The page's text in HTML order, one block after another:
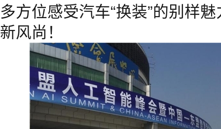
多方位感受汽车“换装”的别样
新风尚！